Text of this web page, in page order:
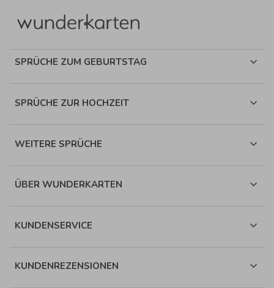
SPRÜCHE ZUM GEBURTSTAG
SPRÜCHE ZUR HOCHZEIT
WEITERE SPRÜCHE
ÜBER WUNDERKARTEN
KUNDENSERVICE
KUNDENREZENSIONEN